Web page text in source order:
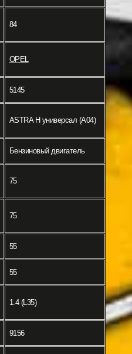
84
OPEL
5145
ASTRA H универсал (A04)
Бензиновый двигатель
75
75
55
55
1.4 (L35)
9156